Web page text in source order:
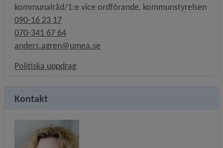
kommunalråd/1:e vice ordförande, kommunstyrelsen
090-16 23 17
070-341 67 64
anders.agren@umea.se
Politiska uppdragLänk till annan webbplats, öppnas i nytt
Kontakt